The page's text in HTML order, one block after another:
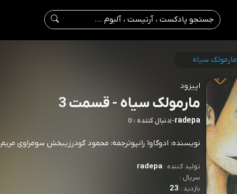
مارمولک سیاه
اپیزود
مارمولک سیاه - قسمت 3
radepa
-
|0 : دنبال کننده
نویسنده: ادوگاوا رانپوترجمه: محمود گودرزیبخش سومراوی مریم
تولید کننده :radepa
سریال :
بازدید : 23